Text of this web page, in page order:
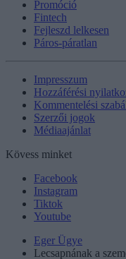
Promóció
Fintech
Fejleszd lelkesen
Páros-páratlan
Impresszum
Hozzáférési
Kommentelési
Szerzői jogok
Médiaajánlat
Kövess minket
Facebook
Instagram
Tiktok
Youtube
Eger Ügye
Lecsapnának a